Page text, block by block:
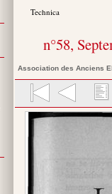
Technica
n°58,
Association des Anciens